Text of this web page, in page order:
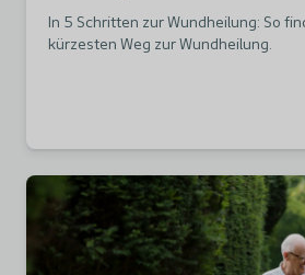
In 5 Schritten zur Wundheilung: So
kürzesten Weg zur Wundheilung.